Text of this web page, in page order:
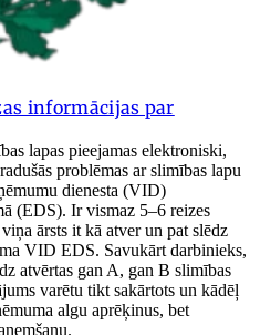
informācijas par
lapas pieejamas elektroniski,
problēmas ar slimības lapu
dienesta (VID)
(EDS). Ir vismaz 5–6 reizes
ārsts it kā atver un pat slēdz
VID EDS. Savukārt darbinieks,
atvērtas gan A, gan B slimības
varētu tikt sakārtots un kādēļ
algu aprēķinus, bet